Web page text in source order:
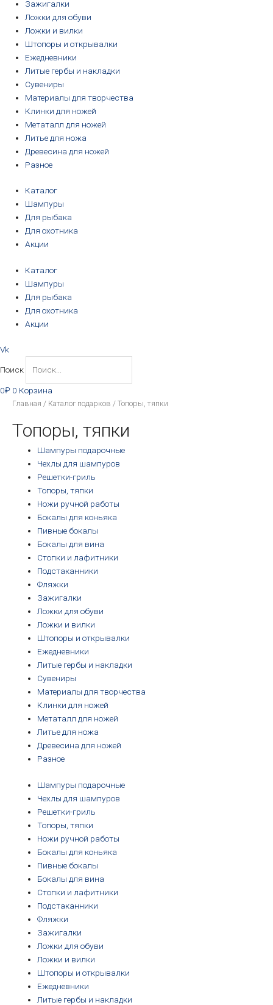
Зажигалки
Ложки для обуви
Ложки и вилки
Штопоры и открывалки
Ежедневники
Литые гербы и накладки
Сувениры
Материалы для творчества
Клинки для ножей
Метаталл для ножей
Литье для ножа
Древесина для ножей
Разное
Каталог
Шампуры
Для рыбака
Для охотника
Акции
Каталог
Шампуры
Для рыбака
Для охотника
Акции
Vk
Поиск
0₽ 0 Корзина
Главная / Каталог подарков / Топоры, тяпки
Топоры, тяпки
Шампуры подарочные
Чехлы для шампуров
Решетки-гриль
Топоры, тяпки
Ножи ручной работы
Бокалы для коньяка
Пивные бокалы
Бокалы для вина
Стопки и лафитники
Подстаканники
Фляжки
Зажигалки
Ложки для обуви
Ложки и вилки
Штопоры и открывалки
Ежедневники
Литые гербы и накладки
Сувениры
Материалы для творчества
Клинки для ножей
Метаталл для ножей
Литье для ножа
Древесина для ножей
Разное
Шампуры подарочные
Чехлы для шампуров
Решетки-гриль
Топоры, тяпки
Ножи ручной работы
Бокалы для коньяка
Пивные бокалы
Бокалы для вина
Стопки и лафитники
Подстаканники
Фляжки
Зажигалки
Ложки для обуви
Ложки и вилки
Штопоры и открывалки
Ежедневники
Литые гербы и накладки
Цены:
по